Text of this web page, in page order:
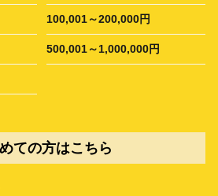
100,001～200,000円
500,001～1,000,000円
ての方はこちら